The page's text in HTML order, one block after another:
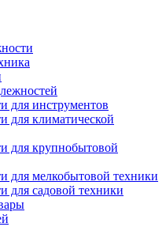
для инструментов
для климатической
для крупнобытовой
для мелкобытовой техники
для садовой техники